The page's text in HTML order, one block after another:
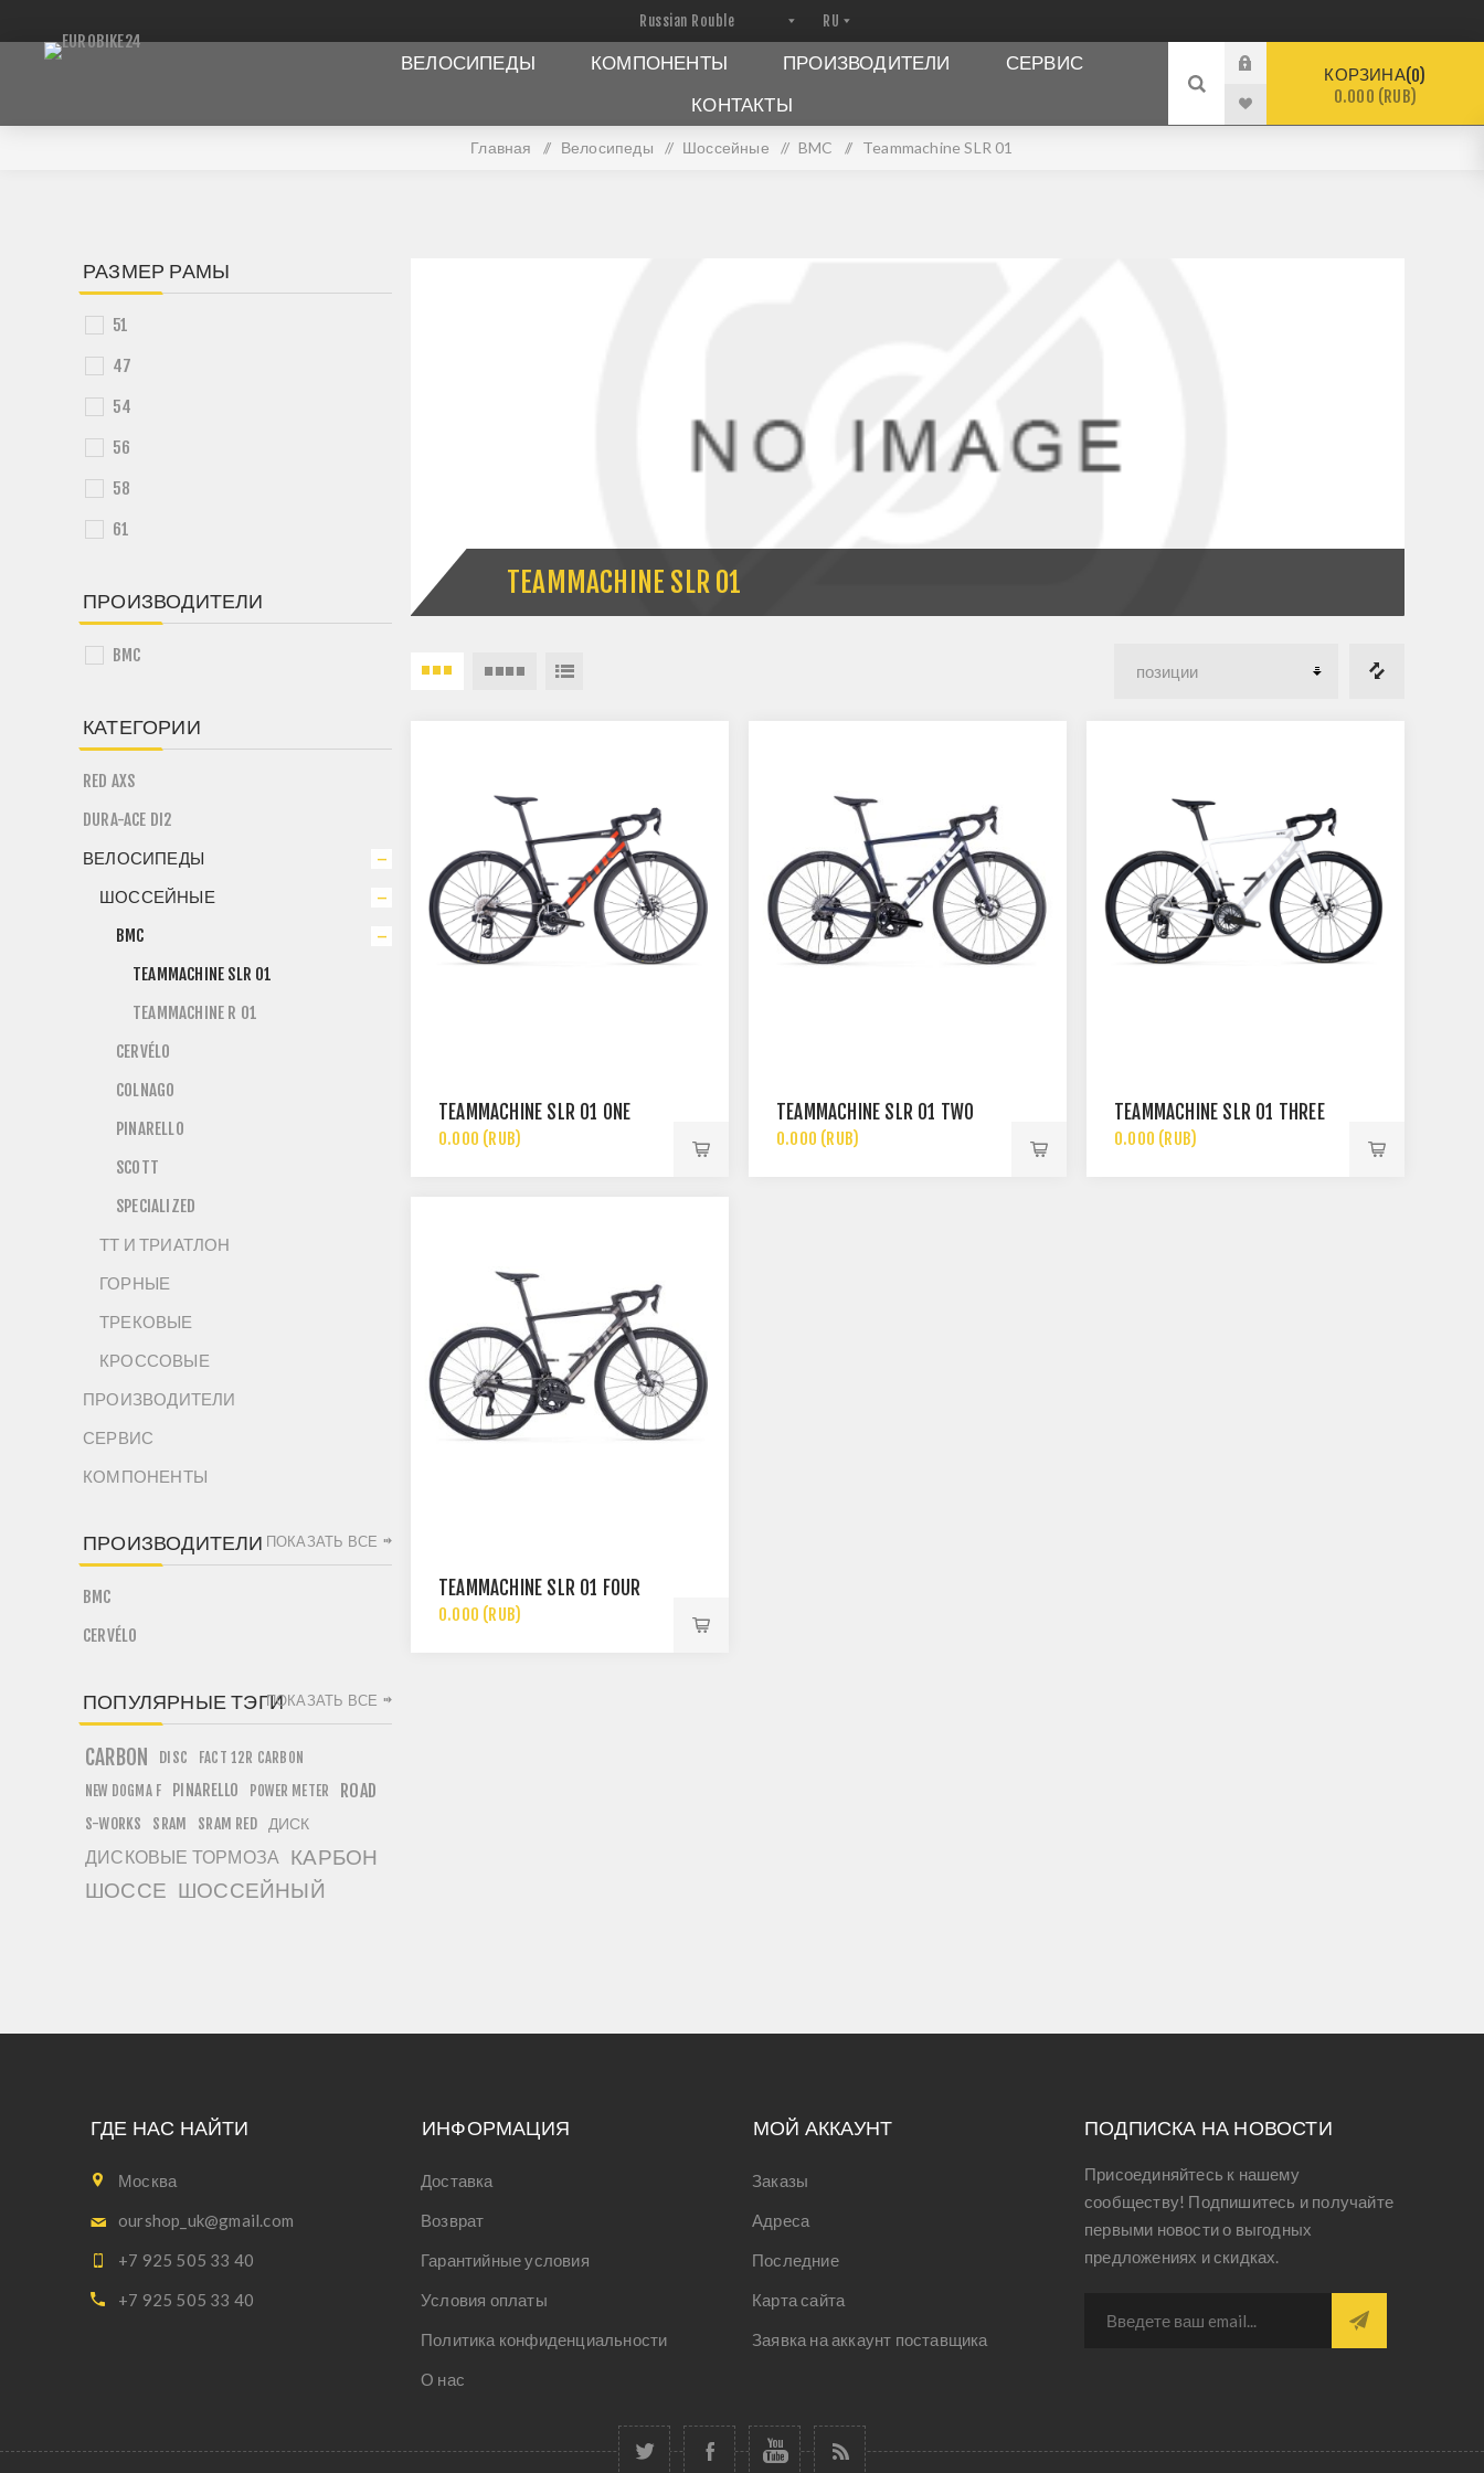
ВЕЛОСИПЕДЫ КОМПОНЕНТЫ ПРОИЗВОДИТЕЛИ
СЕРВИС
КОНТАКТЫ
КОРЗИНА 0
0.000 (RUB)
Главная / Велосипеды / Шоссейные / BMC / Teammachine SLR 01
TEAMMACHINE SLR 01
TEAMMACHINE SLR 01 ONE
0.000 (RUB)
TEAMMACHINE SLR 01 TWO
0.000 (RUB)
TEAMMACHINE SLR 01 THREE
0.000 (RUB)
TEAMMACHINE SLR 01 FOUR
0.000 (RUB)
РАЗМЕР РАМЫ
51
47
54
56
58
61
ПРОИЗВОДИТЕЛИ
BMC
КАТЕГОРИИ
RED AXS
DURA-ACE DI2
ВЕЛОСИПЕДЫ
ШОССЕЙНЫЕ
BMC
TEAMMACHINE SLR 01
TEAMMACHINE R 01
CERVÉLO
COLNAGO
PINARELLO
SCOTT
SPECIALIZED
ТТ И ТРИАТЛОН
ГОРНЫЕ
ТРЕКОВЫЕ
КРОССОВЫЕ
ПРОИЗВОДИТЕЛИ
СЕРВИС
КОМПОНЕНТЫ
ПРОИЗВОДИТЕЛИ
BMC
CERVÉLO
ПОКАЗАТЬ ВСЕ
ПОПУЛЯРНЫЕ ТЭГИ
CARBON DISC
FACT 12R CARBON
NEW DOGMA F
PINARELLO POWER METER ROAD
S-WORKS SRAM SRAM RED ДИСК
ДИСКОВЫЕ ТОРМОЗА КАРБОН
ШОССЕ ШОССЕЙНЫЙ
ПОКАЗАТЬ ВСЕ
ГДЕ НАС НАЙТИ
Москва
ourshop_uk@gmail.com
+7 925 505 33 40
+7 925 505 33 40
ИНФОРМАЦИЯ
Доставка
Возврат
Гарантийные условия
Условия оплаты
Политика конфиденциальности
О нас
МОЙ АККАУНТ
Заказы
Адреса
Последние
Карта сайта
Заявка на аккаунт поставщика
ПОДПИСКА НА НОВОСТИ
Присоединяйтесь к нашему
сообществу! Подпишитесь и получайте
первыми новости о выгодных
предложениях и скидках.